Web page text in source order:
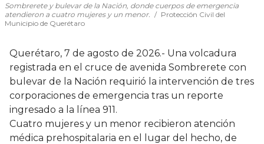
Sombrerete y bulevar de la Nación, donde cuerpos de emergencia
atendieron a cuatro mujeres y un menor.
Protección Civil del
Municipio de Querétaro
Querétaro, 7 de agosto de 2026.- Una volcadura
registrada en el cruce de avenida Sombrerete con
bulevar de la Nación requirió la intervención de tres
corporaciones de emergencia tras un reporte
ingresado a la línea 911.
Cuatro mujeres y un menor recibieron atención
médica prehospitalaria en el lugar del hecho, de